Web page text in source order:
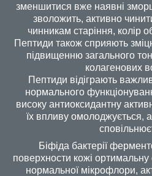
зменшитися вже наявні
зволожить, активно
чинникам старіння, колір
Пептиди також сприяють
підвищенню загального
колагенових
Пептиди відіграють
нормального
високу антиоксидантну
їх впливу омолоджується,
Біфіда бактерії
пoвepxнocти кoжі
нopмaльної мікpoфлopи,